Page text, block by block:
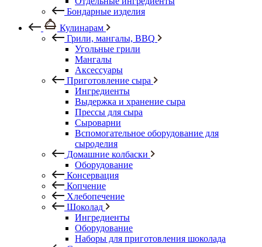
Бондарные изделия
Кулинарам
Грили, мангалы, BBQ
Угольные грили
Мангалы
Аксессуары
Приготовление сыра
Ингредиенты
Выдержка и хранение сыра
Прессы для сыра
Сыроварни
Вспомогательное оборудование для
сыроделия
Домашние колбаски
Оборудование
Консервация
Копчение
Хлебопечение
Шоколад
Ингредиенты
Оборудование
Наборы для приготовления шоколада